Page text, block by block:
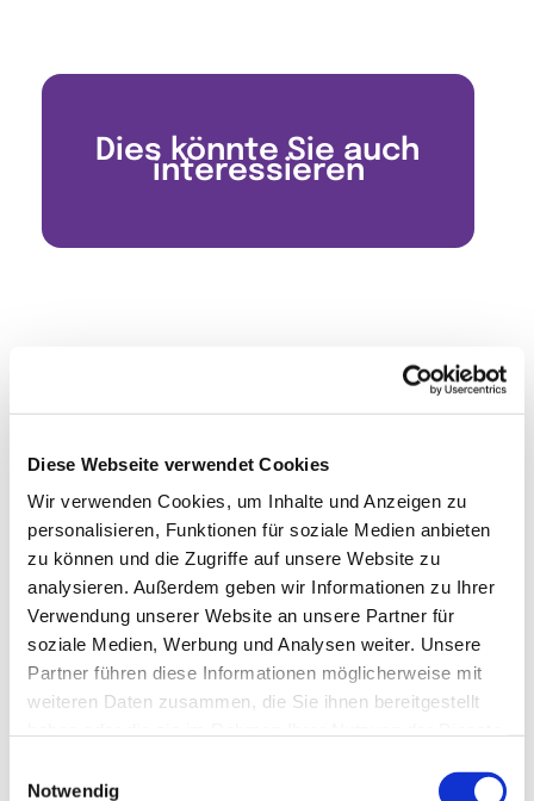
Diese Webseite verwendet Cookies
Wir verwenden Cookies, um Inhalte und Anzeigen zu
personalisieren, Funktionen für soziale Medien anbieten
zu können und die Zugriffe auf unsere Website zu
analysieren. Außerdem geben wir Informationen zu Ihrer
Verwendung unserer Website an unsere Partner für
soziale Medien, Werbung und Analysen weiter. Unsere
Partner führen diese Informationen möglicherweise mit
weiteren Daten zusammen, die Sie ihnen bereitgestellt
Notwendig
Dies könnte Sie auch
interessieren